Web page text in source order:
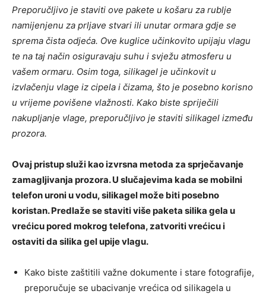
Preporučljivo je staviti ove pakete u košaru za rublje
namijenjenu za prljave stvari ili unutar ormara gdje se
sprema čista odjeća. Ove kuglice učinkovito upijaju vlagu
te na taj način osiguravaju suhu i svježu atmosferu u
vašem ormaru. Osim toga, silikagel je učinkovit u
izvlačenju vlage iz cipela i čizama, što je posebno korisno
u vrijeme povišene vlažnosti. Kako biste spriječili
nakupljanje vlage, preporučljivo je staviti silikagel između
prozora.
Ovaj pristup služi kao izvrsna metoda za sprječavanje
zamagljivanja prozora. U slučajevima kada se mobilni
telefon uroni u vodu, silikagel može biti posebno
koristan. Predlaže se staviti više paketa silika gela u
vrećicu pored mokrog telefona, zatvoriti vrećicu i
ostaviti da silika gel upije vlagu.
Kako biste zaštitili važne dokumente i stare fotografije,
preporučuje se ubacivanje vrećica od silikagela u